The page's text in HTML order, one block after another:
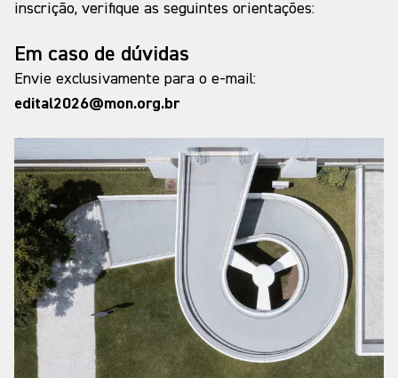
inscrição, verifique as seguintes orientações:
Em caso de dúvidas
Envie exclusivamente para o e-mail:
edital2026@mon.org.br